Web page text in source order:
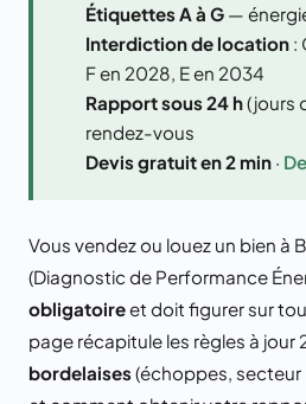
Étiquettes A à G —
Interdiction de location :
F en 2028, E en 2034
Rapport sous 24 h(jours
rendez-vous
Devis gratuit en 2 min ·
Vous vendez ou louez un bien à
(Diagnostic de Performance
obligatoireet doit figurer sur
page récapitule les règles à jour
bordelaises(échoppes, secteur